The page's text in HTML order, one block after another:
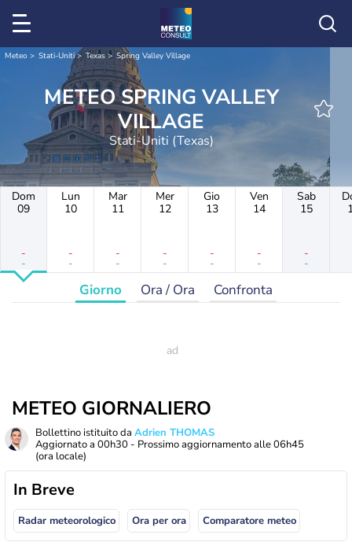
Meteo Stati-Uniti Texas Spring Valley Village
METEO SPRING VALLEY
VILLAGE
Stati-Uniti (Texas)
Dom
09
-
-
Lun
10
-
-
Mar
11
-
-
Mer
12
-
-
Gio
13
-
-
Ven
14
-
-
Sab
15
-
-
Giorno Ora / Ora Confronta
METEO GIORNALIERO
Bollettino istituito da Adrien THOMAS
Aggiornato a 00h30 - Prossimo aggiornamento alle06h45
(ora locale)
In Breve
Radar meteorologico Ora per ora Comparatore meteo